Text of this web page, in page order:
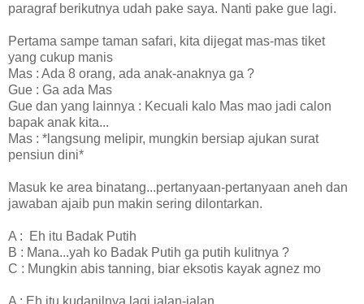
paragraf berikutnya udah pake saya. Nanti pake gue lagi.
Pertama sampe taman safari, kita dijegat mas-mas tiket
yang cukup manis
Mas : Ada 8 orang, ada anak-anaknya ga ?
Gue : Ga ada Mas
Gue dan yang lainnya : Kecuali kalo Mas mao jadi calon
bapak anak kita...
Mas : *langsung melipir, mungkin bersiap ajukan surat
pensiun dini*
Masuk ke area binatang...pertanyaan-pertanyaan aneh dan
jawaban ajaib pun makin sering dilontarkan.
A : Eh itu Badak Putih
B : Mana...yah ko Badak Putih ga putih kulitnya ?
C : Mungkin abis tanning, biar eksotis kayak agnez mo
A : Eh itu kudanilnya lagi jalan-jalan